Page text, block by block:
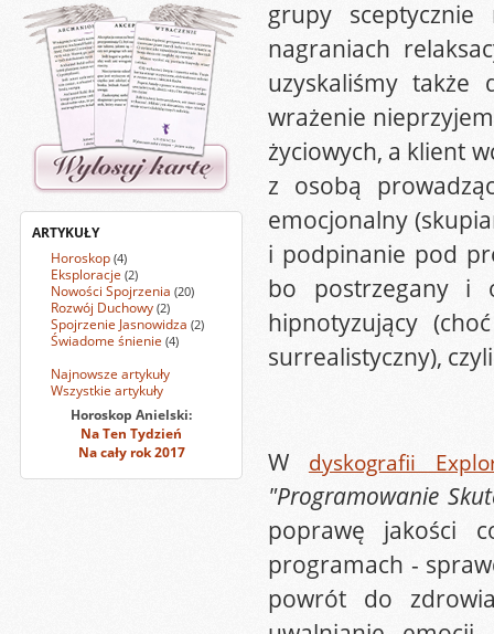
ARTYKUŁY
Horoskop (4)
Eksploracje (2)
Nowości Spojrzenia (20)
Rozwój Duchowy (2)
Spojrzenie Jasnowidza (2)
Świadome śnienie (4)
Najnowsze artykuły
Wszystkie artykuły
Horoskop Anielski:
Na Ten Tydzień
Na cały rok 2017
grupy
nagraniach
uzyskaliśmy także
wrażenie
życiowych, a klient
z osobą
emocjonalny
i podpinanie pod
bo postrzegany i
hipnotyzujący
surrealistyczny),
W dyskografii
"Programowanie
poprawę jakości
programach -
powrót do